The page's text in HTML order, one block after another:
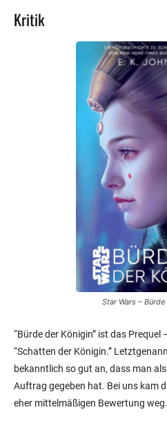
Kritik
Star Wars –
“Bürde der Königin” ist das
“Schatten der Königin.”
bekanntlich so gut an, dass man
Auftrag gegeben hat. Bei uns kam
eher mittelmäßigen Bewertung weg.